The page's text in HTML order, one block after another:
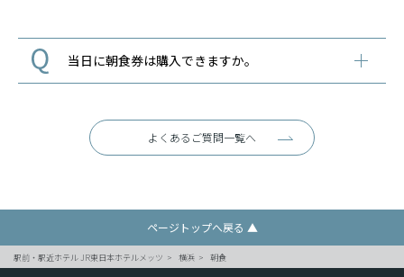
当日に朝食券は購入できますか。
よくあるご質問一覧へ
ページトップへ戻る ▲
駅前・駅近ホテル JR東日本ホテルメッツ 横浜 朝食